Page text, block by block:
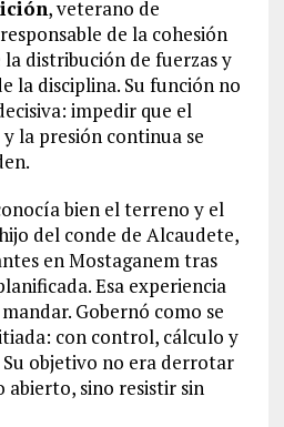
, veterano de
de la cohesión
la distribución de fuerzas y
la disciplina. Su función no
impedir que el
y la presión continua se
bien el terreno y el
del conde de Alcaudete,
en Mostaganem tras
Esa experiencia
Gobernó como se
con control, cálculo y
objetivo no era derrotar
abierto, sino resistir sin